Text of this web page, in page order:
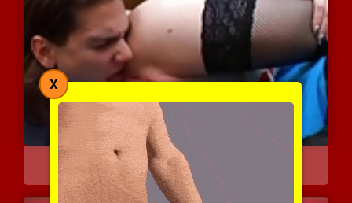
לקק לי את הכוס והתחת, מו...
10484 צפיות | 3 המלצות
X